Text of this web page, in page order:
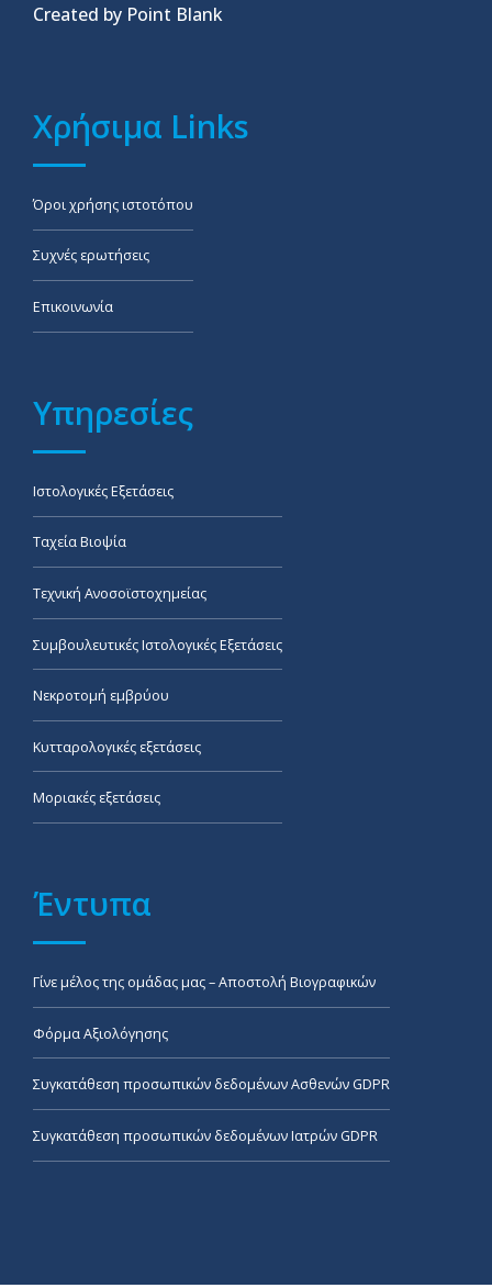
Created by Point Blank
Χρήσιμα Links
Όροι χρήσης ιστοτόπου
Συχνές ερωτήσεις
Επικοινωνία
Υπηρεσίες
Ιστολογικές Εξετάσεις
Ταχεία Βιοψία
Τεχνική Ανοσοϊστοχημείας
Συμβουλευτικές Ιστολογικές Εξετάσεις
Νεκροτομή εμβρύου
Κυτταρολογικές εξετάσεις
Μοριακές εξετάσεις
Έντυπα
Γίνε μέλος της ομάδας μας – Αποστολή Βιογραφικών
Φόρμα Αξιολόγησης
Συγκατάθεση προσωπικών δεδομένων Ασθενών GDPR
Συγκατάθεση προσωπικών δεδομένων Ιατρών GDPR